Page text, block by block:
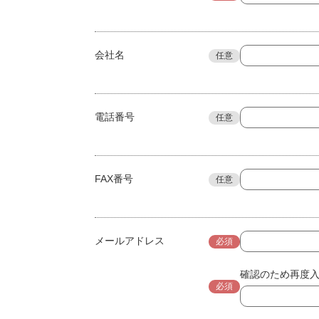
会社名 任意
電話番号 任意
FAX番号 任意
メールアドレス 必須
必須
確認のため再度